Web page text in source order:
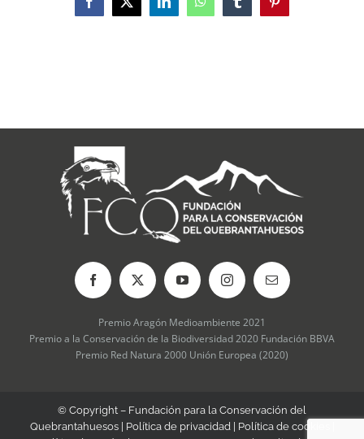
Facebook
X LinkedInWhatsAppTumblrPinterest
Premio Aragón Medioambiente 2021
Premio a la Conservación de la Biodiversidad 2020 Fundación BBVA
Premio Red Natura 2000 Unión Europea (2020)
© Copyright – Fundación para la Conservación del
Quebrantahuesos | Política de privacidad Política de cookies